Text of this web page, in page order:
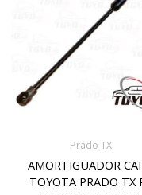
Prado TX
AMORTIGUADOR
TOYOTA PRADO TX